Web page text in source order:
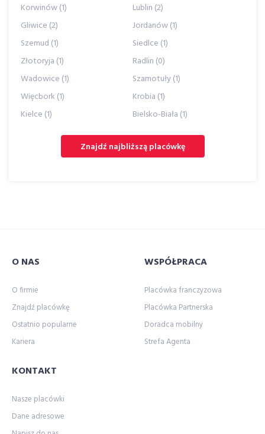
Korwinów (1)
Lublin (2)
Gliwice (2)
Jordanów (1)
Szemud (1)
Siedlce (1)
Złotoryja (1)
Radlin (0)
Wadowice (1)
Szamotuły (1)
Więcbork (1)
Krobia (1)
Kielce (1)
Bielsko-Biała (1)
Znajdź najbliższą placówkę
O NAS
O firmie
Znajdź placówkę
Ostatnio popularne
Kariera
KONTAKT
Nasze placówki
Dane adresowe
WSPÓŁPRACA
Placówka franczyzowa
Placówka Partnerska
Doradca mobilny
Strefa Agenta